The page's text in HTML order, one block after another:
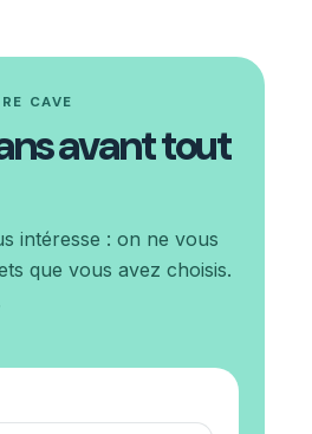
CAVE
avant tout
intéresse : on ne vous
que vous avez choisis.